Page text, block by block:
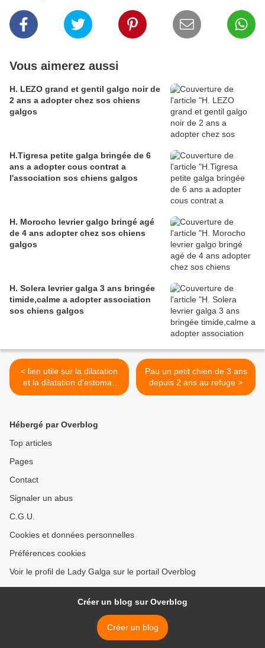
Vous aimerez aussi
H. LEZO grand et gentil galgo noir de
2 ans a adopter chez sos chiens
galgos
H.Tigresa petite galga bringée de 6
ans a adopter cous contrat a
l'association sos chiens galgos
H. Morocho levrier galgo bringé agé
de 4 ans adopter chez sos chiens
galgos
H. Solera levrier galga 3 ans bringée
timide,calme a adopter association
sos chiens galgos
< lien utile sur la dilatation
et la dilatation d'estomac
chez le chien
Pau un petit chien de 3 ans
depuis 2 ans au refuge >
Hébergé par Overblog
Top articles
Pages
Contact
Signaler un abus
C.G.U.
Cookies et données personnelles
Préférences cookies
Voir le profil de Lady Galga sur le portail Overblog
Créer un blog sur Overblog
Créer un blog